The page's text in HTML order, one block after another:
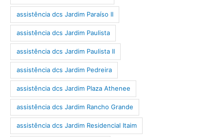
assistência dcs Jardim Paraíso II
assistência dcs Jardim Paulista
assistência dcs Jardim Paulista II
assistência dcs Jardim Pedreira
assistência dcs Jardim Plaza Athenee
assistência dcs Jardim Rancho Grande
assistência dcs Jardim Residencial Itaim